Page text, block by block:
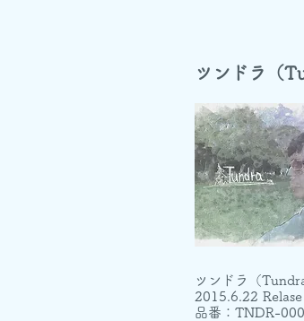
ツンドラ（
ツンドラ（Tundra
2015.6.22 Relase
品番：TNDR-